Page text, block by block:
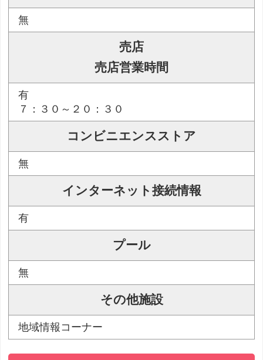
無
売店
売店営業時間
有
７：３０～２０：３０
コンビニエンスストア
無
インターネット接続情報
有
プール
無
その他施設
地域情報コーナー